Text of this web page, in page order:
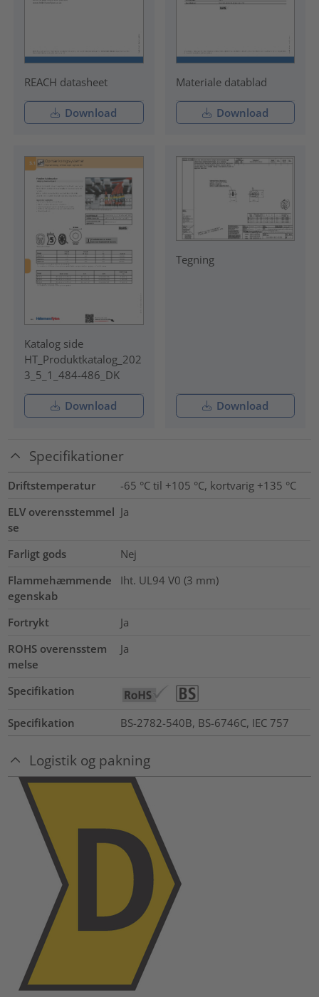
REACH datasheet
Download
Materiale datablad
Download
Katalog side
HT_Produktkatalog_202
3_5_1_484-486_DK
Download
Tegning
Download
Specifikationer
Driftstemperatur
-65 °C til +105 °C, kortvarig +135 °C
ELV overensstemmel
se
Ja
Farligt gods
Nej
Flammehæmmende
egenskab
Iht. UL94 V0 (3 mm)
Fortrykt
Ja
ROHS overensstem
melse
Ja
Specifikation
Specifikation BS-2782-540B, BS-6746C, IEC 757
Logistik og pakning